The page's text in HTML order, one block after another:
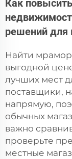
Как
решений для
Найти
выгодной
лучших мест
поставщики,
напрямую,
обычных
важно
проверьте
местные